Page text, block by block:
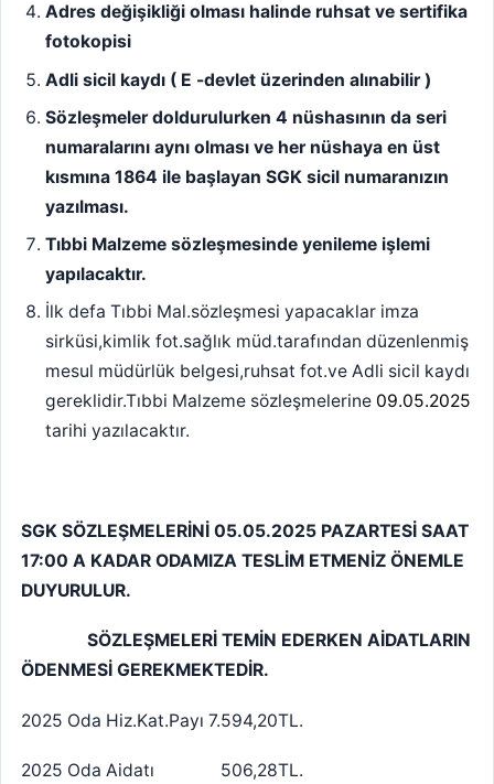
Adres değişikliği olması halinde ruhsat ve sertifika
fotokopisi
Adli sicil kaydı ( E -devlet üzerinden alınabilir )
Sözleşmeler doldurulurken 4 nüshasının da seri
numaralarını aynı olması ve her nüshaya en üst
kısmına 1864 ile başlayan SGK sicil numaranızın
yazılması.
Tıbbi Malzeme sözleşmesinde yenileme işlemi
yapılacaktır.
İlk defa Tıbbi Mal.sözleşmesi yapacaklar imza
sirküsi,kimlik fot.sağlık müd.tarafından düzenlenmiş
mesul müdürlük belgesi,ruhsat fot.ve Adli sicil kaydı
gereklidir.Tıbbi Malzeme sözleşmelerine 09.05.2025
tarihi yazılacaktır.
SGK SÖZLEŞMELERİNİ 05.05.2025 PAZARTESİ SAAT
17:00 A KADAR ODAMIZA TESLİM ETMENİZ ÖNEMLE
DUYURULUR.
SÖZLEŞMELERİ TEMİN EDERKEN AİDATLARIN
ÖDENMESİ GEREKMEKTEDİR.
2025 Oda Hiz.Kat.Payı 7.594,20TL.
2025 Oda Aidatı 506,28TL.